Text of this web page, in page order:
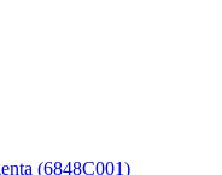
(6848C001)